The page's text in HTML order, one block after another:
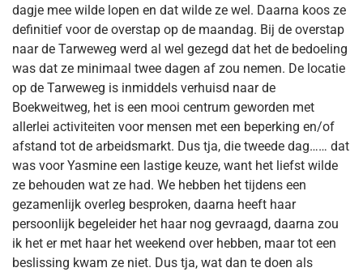
dagje mee wilde lopen en dat wilde ze wel. Daarna koos ze
definitief voor de overstap op de maandag. Bij de overstap
naar de Tarweweg werd al wel gezegd dat het de bedoeling
was dat ze minimaal twee dagen af zou nemen. De locatie
op de Tarweweg is inmiddels verhuisd naar de
Boekweitweg, het is een mooi centrum geworden met
allerlei activiteiten voor mensen met een beperking en/of
afstand tot de arbeidsmarkt. Dus tja, die tweede dag…… dat
was voor Yasmine een lastige keuze, want het liefst wilde
ze behouden wat ze had. We hebben het tijdens een
gezamenlijk overleg besproken, daarna heeft haar
persoonlijk begeleider het haar nog gevraagd, daarna zou
ik het er met haar het weekend over hebben, maar tot een
beslissing kwam ze niet. Dus tja, wat dan te doen als